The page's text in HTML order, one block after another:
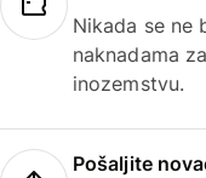
Nikada se ne
naknadama
inozemstvu.
Pošaljite